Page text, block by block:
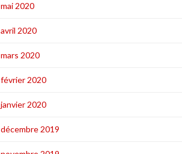
mai 2020
avril 2020
mars 2020
février 2020
janvier 2020
décembre 2019